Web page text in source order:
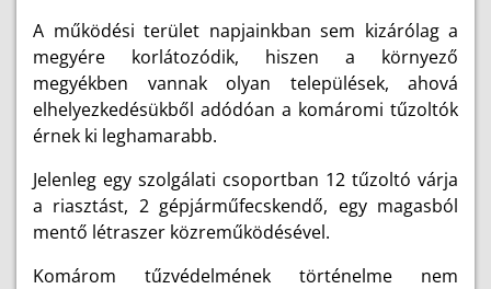
A működési terület napjainkban sem kizárólag a
megyére korlátozódik, hiszen a környező
megyékben vannak olyan települések, ahová
elhelyezkedésükből adódóan a komáromi tűzoltók
érnek ki leghamarabb.
Jelenleg egy szolgálati csoportban 12 tűzoltó várja
a riasztást, 2 gépjárműfecskendő, egy magasból
mentő létraszer közreműködésével.
Komárom tűzvédelmének történelme nem